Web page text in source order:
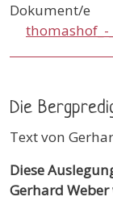
Dokument/e
Die
Text von
Diese
Gerhard